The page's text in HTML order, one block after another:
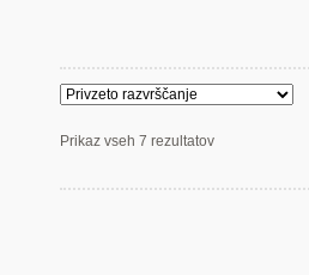
Prikaz vseh 7 rezultatov